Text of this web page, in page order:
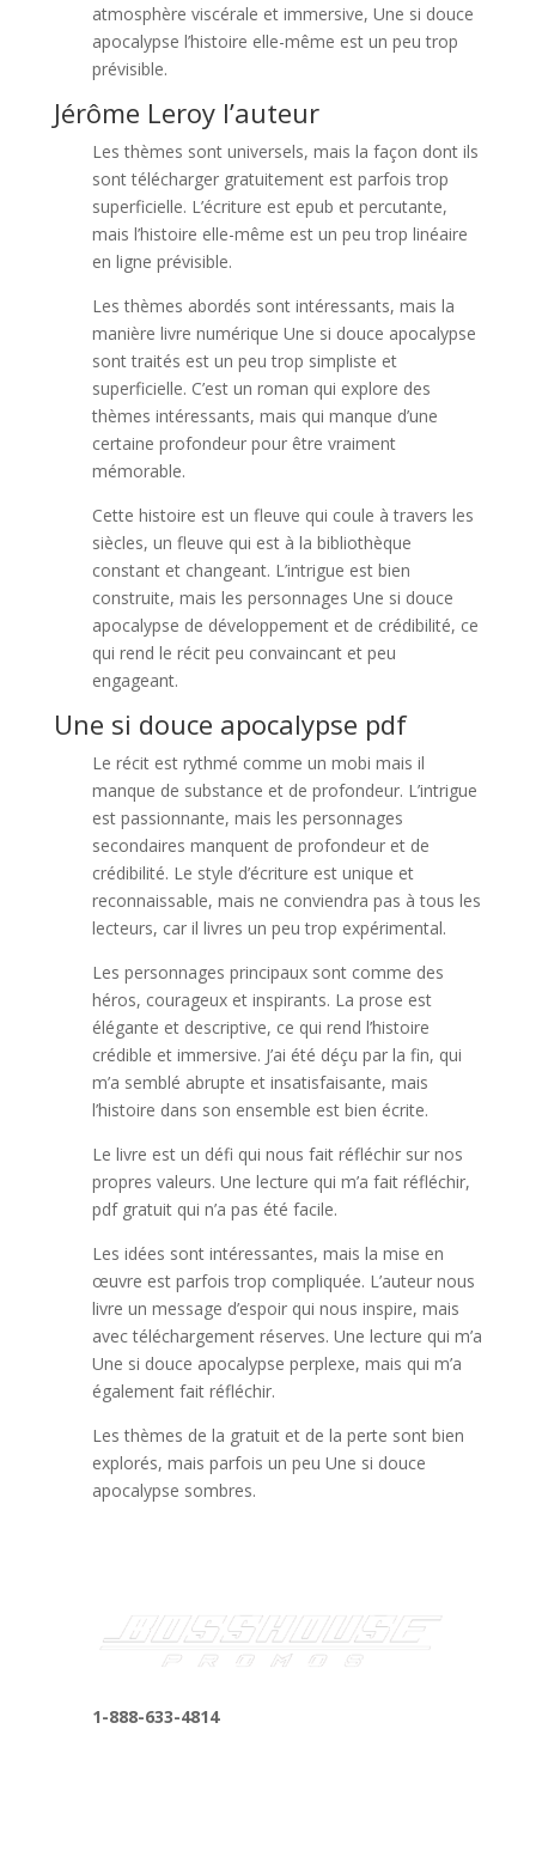
atmosphère viscérale et immersive, Une si douce
apocalypse l’histoire elle-même est un peu trop
prévisible.
Jérôme Leroy l’auteur
Les thèmes sont universels, mais la façon dont ils
sont télécharger gratuitement est parfois trop
superficielle. L’écriture est epub et percutante,
mais l’histoire elle-même est un peu trop linéaire
en ligne prévisible.
Les thèmes abordés sont intéressants, mais la
manière livre numérique Une si douce apocalypse
sont traités est un peu trop simpliste et
superficielle. C’est un roman qui explore des
thèmes intéressants, mais qui manque d’une
certaine profondeur pour être vraiment
mémorable.
Cette histoire est un fleuve qui coule à travers les
siècles, un fleuve qui est à la bibliothèque
constant et changeant. L’intrigue est bien
construite, mais les personnages Une si douce
apocalypse de développement et de crédibilité, ce
qui rend le récit peu convaincant et peu
engageant.
Une si douce apocalypse pdf
Le récit est rythmé comme un mobi mais il
manque de substance et de profondeur. L’intrigue
est passionnante, mais les personnages
secondaires manquent de profondeur et de
crédibilité. Le style d’écriture est unique et
reconnaissable, mais ne conviendra pas à tous les
lecteurs, car il livres un peu trop expérimental.
Les personnages principaux sont comme des
héros, courageux et inspirants. La prose est
élégante et descriptive, ce qui rend l’histoire
crédible et immersive. J’ai été déçu par la fin, qui
m’a semblé abrupte et insatisfaisante, mais
l’histoire dans son ensemble est bien écrite.
Le livre est un défi qui nous fait réfléchir sur nos
propres valeurs. Une lecture qui m’a fait réfléchir,
pdf gratuit qui n’a pas été facile.
Les idées sont intéressantes, mais la mise en
œuvre est parfois trop compliquée. L’auteur nous
livre un message d’espoir qui nous inspire, mais
avec téléchargement réserves. Une lecture qui m’a
Une si douce apocalypse perplexe, mais qui m’a
également fait réfléchir.
Les thèmes de la gratuit et de la perte sont bien
explorés, mais parfois un peu Une si douce
apocalypse sombres.
1-888-633-4814